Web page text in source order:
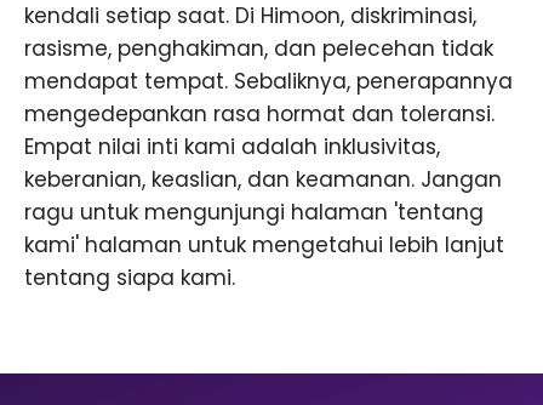
kendali setiap saat. Di Himoon, diskriminasi,
rasisme, penghakiman, dan pelecehan tidak
mendapat tempat. Sebaliknya, penerapannya
mengedepankan rasa hormat dan toleransi.
Empat nilai inti kami adalah inklusivitas,
keberanian, keaslian, dan keamanan. Jangan
ragu untuk mengunjungi halaman 'tentang
kami' halaman untuk mengetahui lebih lanjut
tentang siapa kami.